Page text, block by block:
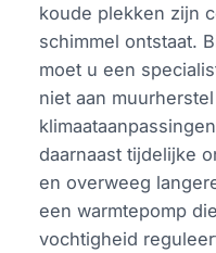
koude plekken zijn
schimmel ontstaat.
moet u een
niet aan
daarnaast tijdelijke
en overweeg
een warmtepomp
vochtigheid